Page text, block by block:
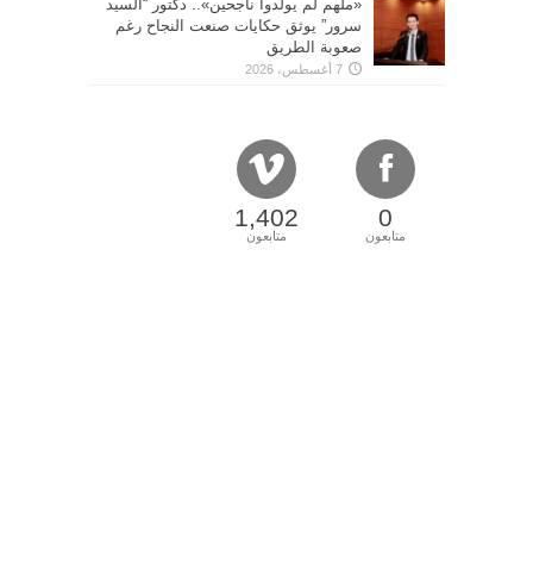
«ملهم لم يولدوا ناجحين».. دكتور “السيد
سرور” يوثق حكايات صنعت النجاح رغم
صعوبة الطريق
7 أغسطس، 2026
0
متابعون
1,402
متابعون